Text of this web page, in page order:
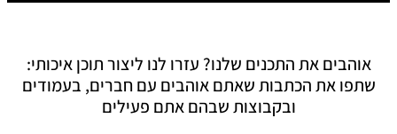
אוהבים את התכנים שלנו? עזרו לנו ליצור תוכן איכותי:
שתפו את הכתבות שאתם אוהבים עם חברים, בעמודים
ובקבוצות שבהם אתם פעילים